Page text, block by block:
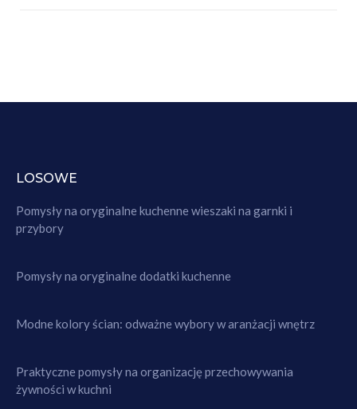
LOSOWE
Pomysły na oryginalne kuchenne wieszaki na garnki i
przybory
Pomysły na oryginalne dodatki kuchenne
Modne kolory ścian: odważne wybory w aranżacji wnętrz
Praktyczne pomysły na organizację przechowywania
żywności w kuchni